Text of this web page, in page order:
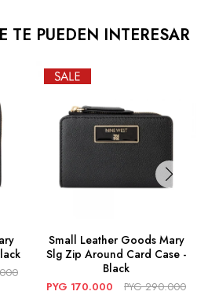
TE PUEDEN INTERESAR
Small Leather Goods Mary
Slg Zip Around Card Case -
Black
PYG 170.000 PYG 290.000